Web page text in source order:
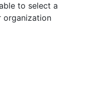
to select a
organization